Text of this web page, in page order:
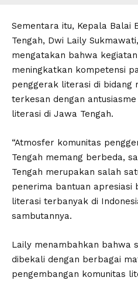
Sementara itu, Kepala Balai
Tengah, Dwi Laily
mengatakan bahwa
meningkatkan kompetensi
penggerak literasi di bidang
terkesan dengan
literasi di Jawa Tengah.
“Atmosfer komunitas
Tengah memang berbeda,
Tengah merupakan salah
penerima bantuan apresiasi
literasi terbanyak di
sambutannya.
Laily menambahkan bahwa
dibekali dengan berbagai
pengembangan komunitas